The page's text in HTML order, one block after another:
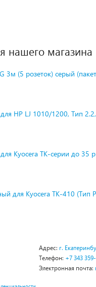
нашего магазина
3м (5 розеток) серый
HP LJ 1010/1200, Тип
Kyocera TK-серии до 35
для Kyocera TK-410 (Тип
Адрес: г.
Телефон: +7 343
Электронная почта: